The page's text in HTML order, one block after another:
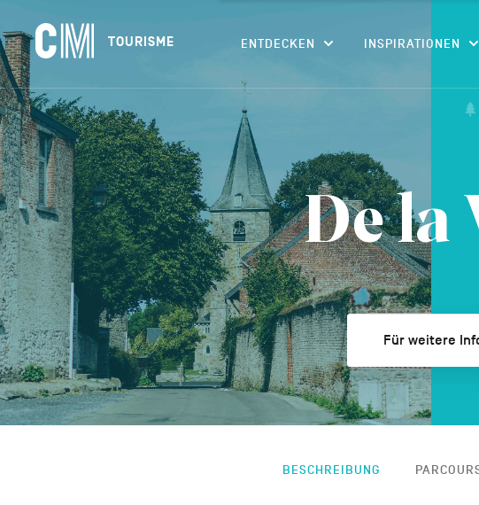
CM
Tourisme
TOURISME ENTDECKEN INSPIRATIONEN
einer
Aktivität,
einer
Unterkunft…
De la
Für weitere
BESCHREIBUNG